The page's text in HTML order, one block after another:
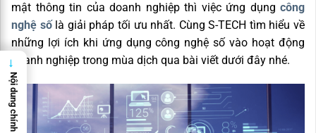
mật thông tin của doanh nghiệp thì việc ứng dụng công
nghệ sốlà giải pháp tối ưu nhất. Cùng S-TECH tìm hiểu về
những lợi ích khi ứng dụng công nghệ số vào hoạt động
doanh nghiệp trong mùa dịch qua bài viết dưới đây nhé.
→
Nội dung chính